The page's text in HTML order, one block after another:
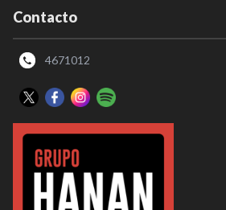
Contacto
4671012